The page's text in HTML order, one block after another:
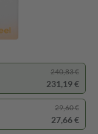
240,83 €
231,19 €
29,60 €
27,66 €